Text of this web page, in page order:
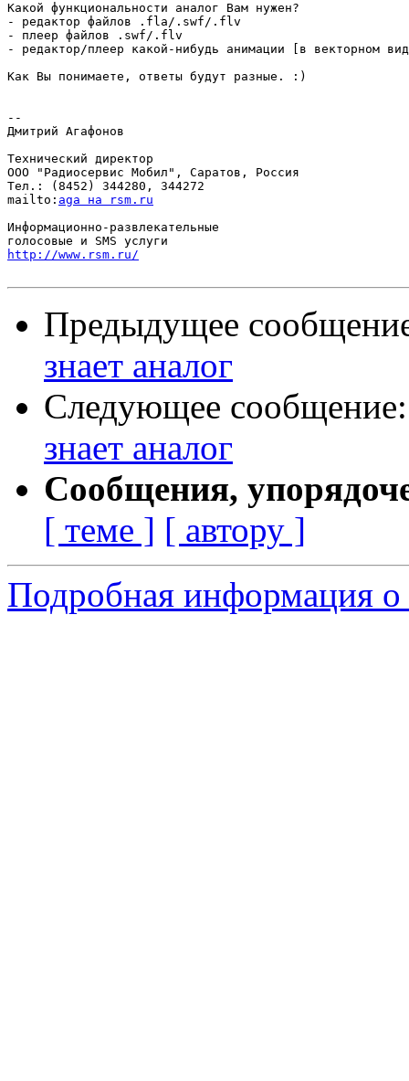
Какой функциональности аналог Вам нужен?
- редактор файлов .fla/.swf/.flv
- плеер файлов .swf/.flv
- редактор/плеер какой-нибудь анимации [в векторном
Как Вы понимаете, ответы будут разные. :)
--
Дмитрий Агафонов
Технический директор
ООО "Радиосервис Мобил", Саратов, Россия
Тел.: (8452) 344280, 344272
mailto: aga на rsm.ru
Информационно-развлекательные
http://www.rsm.ru/
Предыдущее
знает аналог
Следующее
знает аналог
Сообщения,
[ теме ] [ автору ]
Подробная информация о